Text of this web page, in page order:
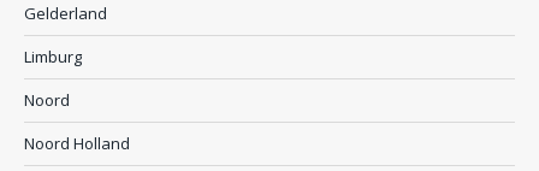
Gelderland
Limburg
Noord
Noord Holland